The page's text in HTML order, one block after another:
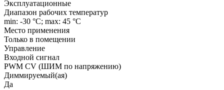
Эксплуатационные
Диапазон рабочих температур
min: -30 °C; max: 45 °C
Место применения
Только в помещении
Управление
Входной сигнал
PWM СV (ШИМ по напряжению)
Диммируемый(ая)
Да